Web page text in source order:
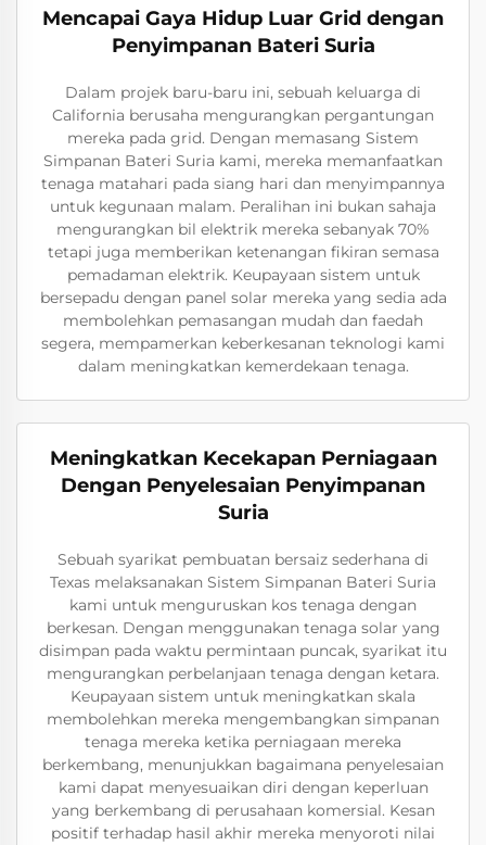
Mencapai Gaya Hidup Luar Grid dengan
Penyimpanan Bateri Suria
Dalam projek baru-baru ini, sebuah keluarga di
California berusaha mengurangkan pergantungan
mereka pada grid. Dengan memasang Sistem
Simpanan Bateri Suria kami, mereka memanfaatkan
tenaga matahari pada siang hari dan menyimpannya
untuk kegunaan malam. Peralihan ini bukan sahaja
mengurangkan bil elektrik mereka sebanyak 70%
tetapi juga memberikan ketenangan fikiran semasa
pemadaman elektrik. Keupayaan sistem untuk
bersepadu dengan panel solar mereka yang sedia ada
membolehkan pemasangan mudah dan faedah
segera, mempamerkan keberkesanan teknologi kami
dalam meningkatkan kemerdekaan tenaga.
Meningkatkan Kecekapan Perniagaan
Dengan Penyelesaian Penyimpanan
Suria
Sebuah syarikat pembuatan bersaiz sederhana di
Texas melaksanakan Sistem Simpanan Bateri Suria
kami untuk menguruskan kos tenaga dengan
berkesan. Dengan menggunakan tenaga solar yang
disimpan pada waktu permintaan puncak, syarikat itu
mengurangkan perbelanjaan tenaga dengan ketara.
Keupayaan sistem untuk meningkatkan skala
membolehkan mereka mengembangkan simpanan
tenaga mereka ketika perniagaan mereka
berkembang, menunjukkan bagaimana penyelesaian
kami dapat menyesuaikan diri dengan keperluan
yang berkembang di perusahaan komersial. Kesan
positif terhadap hasil akhir mereka menyoroti nilai